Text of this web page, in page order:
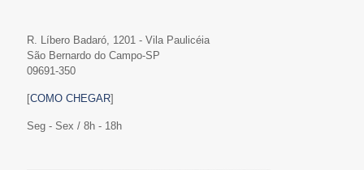
R. Líbero Badaró, 1201 - Vila Paulicéia
São Bernardo do Campo-SP
09691-350
[COMO CHEGAR]
Seg - Sex / 8h - 18h